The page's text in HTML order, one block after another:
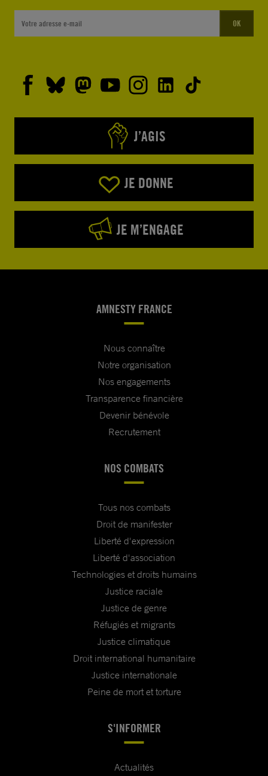
OK
J’AGIS
JE DONNE
JE M’ENGAGE
AMNESTY FRANCE
Nous connaître
Notre organisation
Nos engagements
Transparence financière
Devenir bénévole
Recrutement
NOS COMBATS
Tous nos combats
Droit de manifester
Liberté d'expression
Liberté d'association
Technologies et droits humains
Justice raciale
Justice de genre
Réfugiés et migrants
Justice climatique
Droit international humanitaire
Justice internationale
Peine de mort et torture
S'INFORMER
Actualités